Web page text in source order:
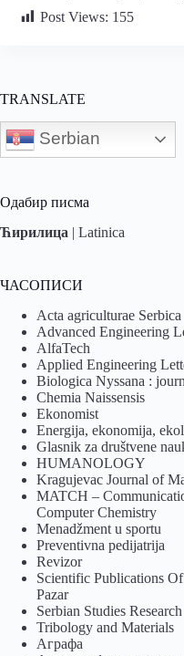
Post Views: 155
TRANSLATE
Serbian
Одабир писма
Ћирилица | Latinica
ЧАСОПИСИ
Acta agriculturae Serbica
Advanced Engineering
AlfaTech
Applied Engineering
Biologica Nyssana :
Chemia Naissensis
Ekonomist
Energija, ekonomija,
Glasnik za društvene
HUMANOLOGY
Kragujevac Journal of
MATCH –
Computer Chemistry
Menadžment u sportu
Preventivna pedijatrija
Revizor
Scientific Publications
Pazar
Serbian Studies Research
Tribology and Materials
Аграфа